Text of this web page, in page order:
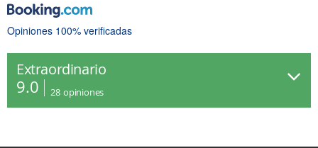
Opiniones 100% verificadas
Extraordinario
9.0 28 opiniones